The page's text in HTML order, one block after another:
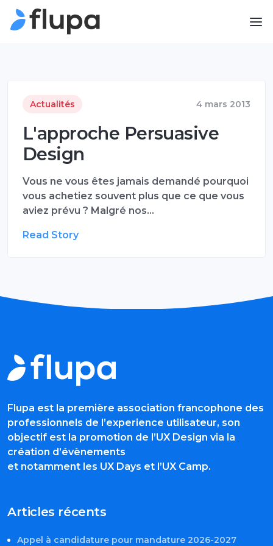
Actualités 4 mars 2013
L'approche Persuasive
Design
Vous ne vous êtes jamais demandé pourquoi
vous achetiez souvent plus que ce que vous
aviez prévu ? Malgré nos…
Read Story
Flupa est la première association francophone des
professionnels de l’experience utilisateur, son
objectif est la promotion de l’UX Design via la
création d’évènements
et notamment les UX Days et l’UX Camp.
Articles récents
Appel à candidature pour mandature 2026-2027